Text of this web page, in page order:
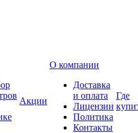
Акции
О компании
Доставка
и оплата
Лицензии
Политика
Контакты
Где